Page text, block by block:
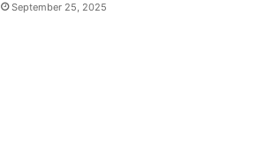
September 25, 2025